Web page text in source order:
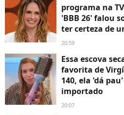
programa na
'BBB 26' falou
ter certeza de
20:59
Essa escova
favorita de
140, ela 'dá
importado
20:07